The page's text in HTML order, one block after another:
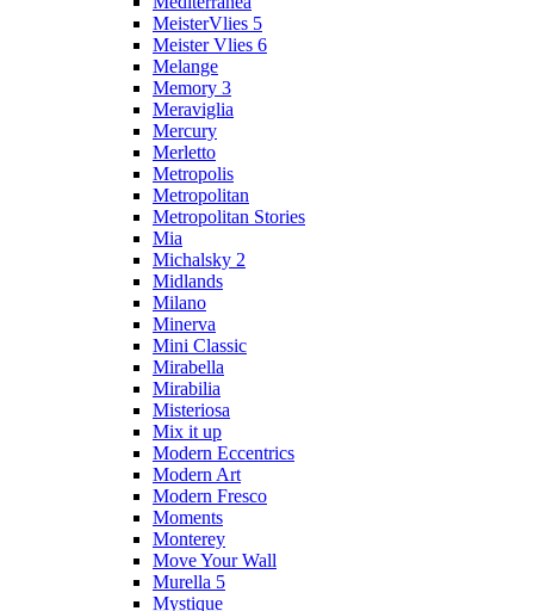
MeisterVlies 5
Meister Vlies 6
Melange
Memory 3
Meraviglia
Mercury
Merletto
Metropolis
Metropolitan
Metropolitan Stories
Mia
Michalsky 2
Midlands
Milano
Minerva
Mini Classic
Mirabella
Mirabilia
Misteriosa
Mix it up
Modern Eccentrics
Modern Art
Modern Fresco
Moments
Monterey
Move Your Wall
Murella 5
Mystique